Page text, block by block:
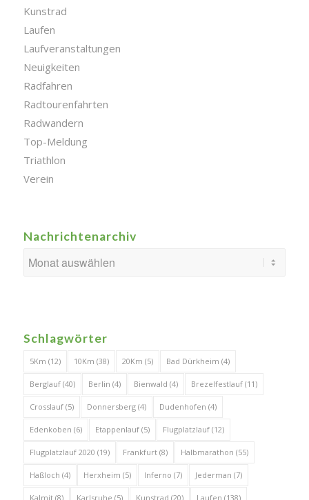
Kunstrad
Laufen
Laufveranstaltungen
Neuigkeiten
Radfahren
Radtourenfahrten
Radwandern
Top-Meldung
Triathlon
Verein
Nachrichtenarchiv
Schlagwörter
5Km (12) 10Km (38) 20Km (5) Bad Dürkheim (4)
Berglauf(40) Berlin (4) Bienwald (4) Brezelfestlauf(11)
Crosslauf(5) Donnersberg(4) Dudenhofen (4)
Edenkoben (6) Etappenlauf(5) Flugplatzlauf(12)
Flugplatzlauf 2020 (19) Frankfurt(8) Halbmarathon (55)
Haßloch (4) Herxheim (5) Inferno (7) Jederman (7)
Kalmit(8) Karlsruhe (5) Kunstrad (20) Laufen (138)